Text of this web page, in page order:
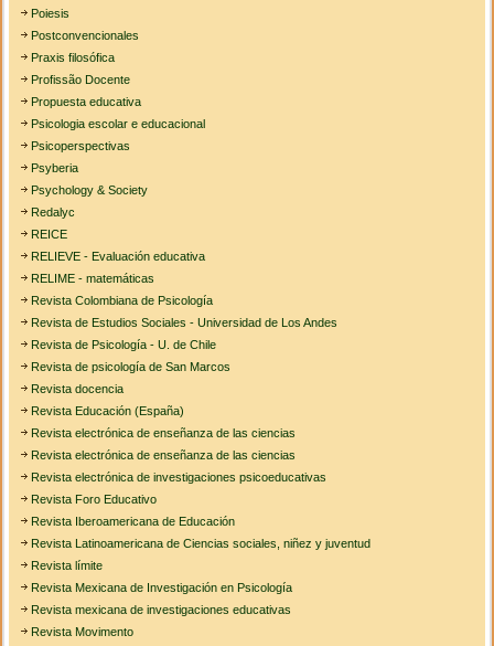
Poiesis
Postconvencionales
Praxis filosófica
Profissão Docente
Propuesta educativa
Psicologia escolar e educacional
Psicoperspectivas
Psyberia
Psychology & Society
Redalyc
REICE
RELIEVE - Evaluación educativa
RELIME - matemáticas
Revista Colombiana de Psicología
Revista de Estudios Sociales - Universidad de Los Andes
Revista de Psicología - U. de Chile
Revista de psicología de San Marcos
Revista docencia
Revista Educación (España)
Revista electrónica de enseñanza de las ciencias
Revista electrónica de enseñanza de las ciencias
Revista electrónica de investigaciones psicoeducativas
Revista Foro Educativo
Revista Iberoamericana de Educación
Revista Latinoamericana de Ciencias sociales, niñez y juventud
Revista límite
Revista Mexicana de Investigación en Psicología
Revista mexicana de investigaciones educativas
Revista Movimento